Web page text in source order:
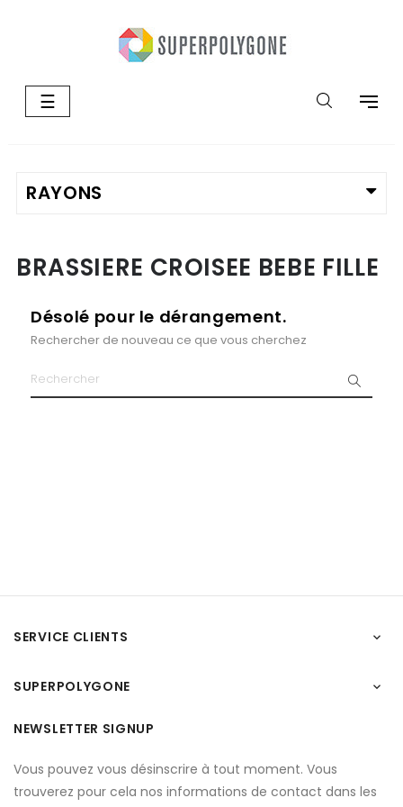
Basculer
la
☰
BRASSIERE CROISEE BEBE FILLE
Désolé pour le dérangement.
Rechercher de nouveau ce que vous cherchez
SERVICE CLIENTS 
SUPERPOLYGONE 
NEWSLETTER SIGNUP
Vous pouvez vous désinscrire à tout moment. Vous
trouverez pour cela nos informations de contact dans les